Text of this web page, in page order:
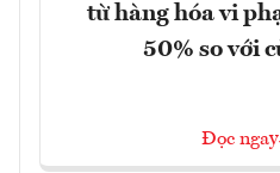
từ hàng hóa vi
50% so với
Đọc ngay